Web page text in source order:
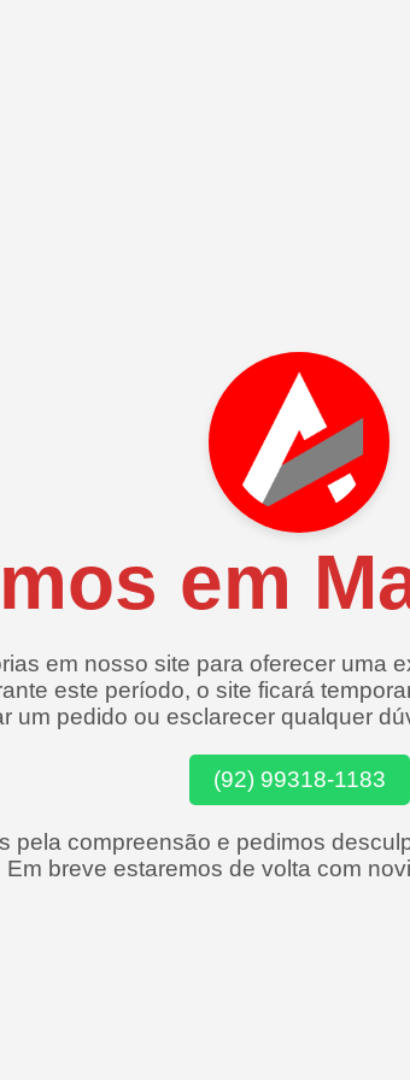
em
em nosso site para oferecer uma
este período, o site ficará
um pedido ou esclarecer qualquer
(92) 99318-1183
pela compreensão e pedimos
Em breve estaremos de volta com